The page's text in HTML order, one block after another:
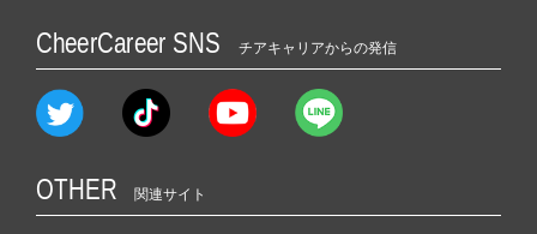
CheerCareer SNS チアキャリアからの発信
OTHER 関連サイト